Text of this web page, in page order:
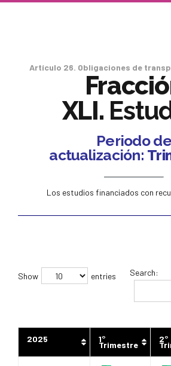
Artículo 26. Obligaciones de
XLI.
Periodo de
actualización:
Los estudios financiados con
Show entries Search:
2025 1°
Trimestre
2°